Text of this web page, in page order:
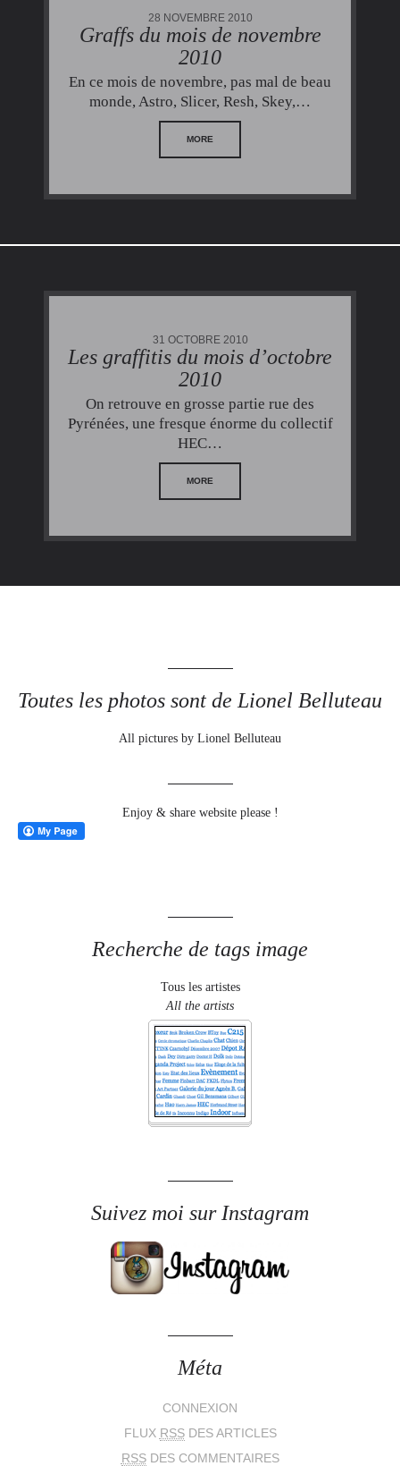
28 NOVEMBRE 2010
Graffs du mois de novembre
2010
En ce mois de novembre, pas mal de beau
monde, Astro, Slicer, Resh, Skey,…
MORE
31 OCTOBRE 2010
Les graffitis du mois d’octobre
2010
On retrouve en grosse partie rue des
Pyrénées, une fresque énorme du collectif
HEC…
MORE
Toutes les photos sont de Lionel Belluteau
All pictures by Lionel Belluteau
Enjoy & share website please !
Recherche de tags image
Tous les artistes
All the artists
Suivez moi sur Instagram
Méta
CONNEXION
FLUX RSSDES ARTICLES
RSSDES COMMENTAIRES